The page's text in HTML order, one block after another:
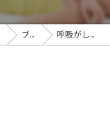
ブログ 呼吸がしにくい！